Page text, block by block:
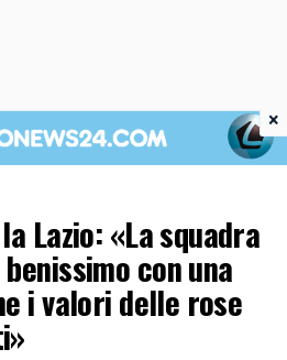
Lazio: «La squadra
con una
i valori delle rose
×